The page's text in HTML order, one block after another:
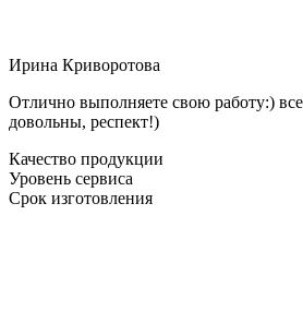
Ирина Криворотова
Отлично выполняете свою работу:)
довольны, респект!)
Качество продукции
Уровень сервиса
Срок изготовления